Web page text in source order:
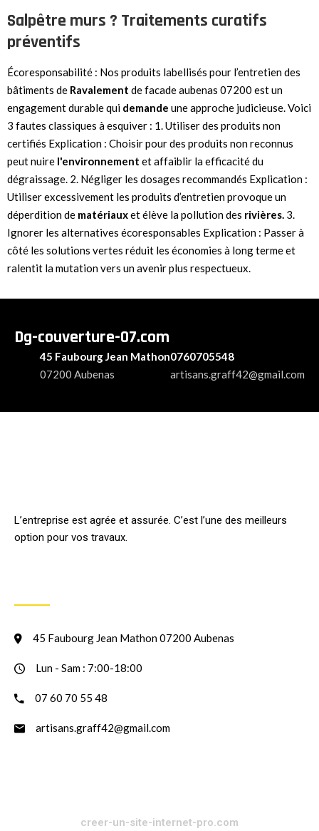
Salpêtre murs ? Traitements curatifs
préventifs
Écoresponsabilité : Nos produits labellisés pour l’entretien des
bâtiments de Ravalement de facade aubenas 07200 est un
engagement durable qui demande une approche judicieuse. Voici
3 fautes classiques à esquiver : 1. Utiliser des produits non
certifiés Explication : Choisir pour des produits non reconnus
peut nuire l'environnement et affaiblir la efficacité du
dégraissage. 2. Négliger les dosages recommandés Explication :
Utiliser excessivement les produits d’entretien provoque un
déperdition de matériauxet élève la pollution des rivières. 3.
Ignorer les alternatives écoresponsables Explication : Passer à
côté les solutions vertes réduit les économies à long terme et
ralentit la mutation vers un avenir plus respectueux.
Dg-couverture-07.com
45 Faubourg Jean Mathon
07200 Aubenas
0760705548
artisans.graff42@gmail.com
L’entreprise est agrée et assurée. C’est l’une des meilleurs
option pour vos travaux.
45 Faubourg Jean Mathon 07200 Aubenas
Lun - Sam : 7:00-18:00
07 60 70 55 48
artisans.graff42@gmail.com
creer-un-site-internet-pro.com